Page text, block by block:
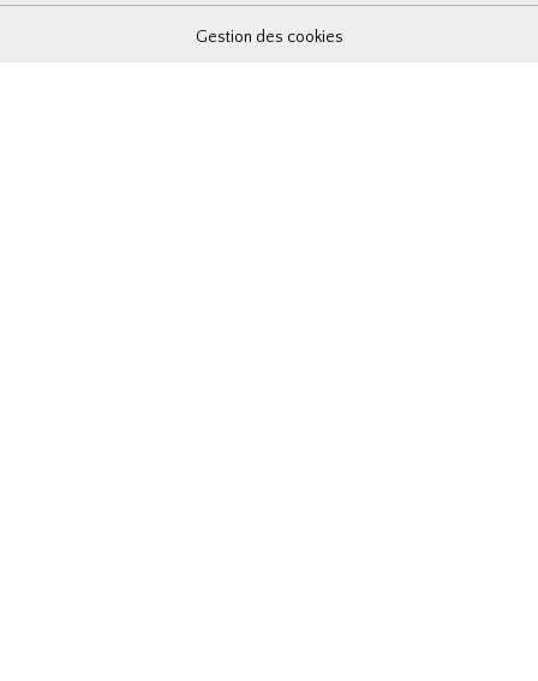
Gestion des cookies